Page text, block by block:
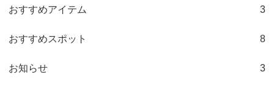
おすすめアイテム 3
おすすめスポット 8
お知らせ 3